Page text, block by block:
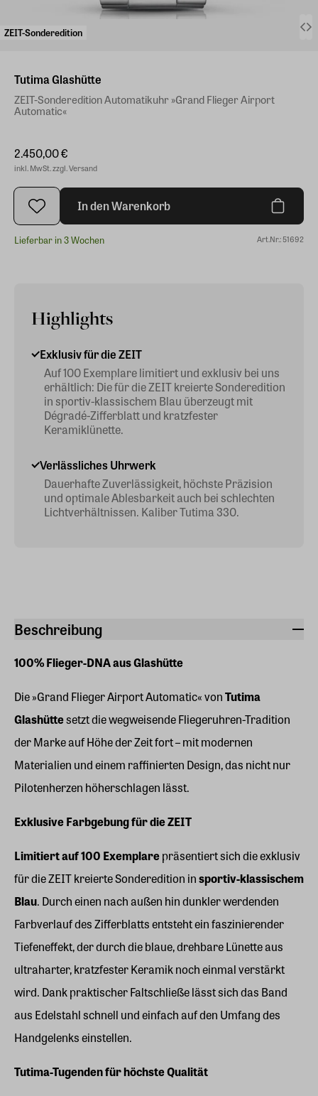
ZEIT-Sonderedition
Beschreibung
100% Flieger-DNA aus Glashütte
Die »Grand Flieger Airport Automatic« vonTutima
Glashüttesetzt die wegweisende Fliegeruhren-Tradition
der Marke auf Höhe der Zeit fort – mit modernen
Materialien und einem raffinierten Design, das nicht nur
Pilotenherzen höherschlagen lässt.
Exklusive Farbgebung für die ZEIT
Limitiert auf 100 Exemplarepräsentiert sich die exklusiv
für die ZEIT kreierte Sonderedition insportiv-klassischem
Blau. Durch einen nach außen hin dunkler werdenden
Farbverlauf des Zifferblatts entsteht ein faszinierender
Tiefeneffekt, der durch die blaue, drehbare Lünette aus
ultraharter, kratzfester Keramik noch einmal verstärkt
wird. Dank praktischer Faltschließe lässt sich das Band
aus Edelstahl schnell und einfach auf den Umfang des
Handgelenks einstellen.
Tutima-Tugenden für höchste Qualität
Tutima Glashütte
ZEIT-Sonderedition Automatikuhr »Grand Flieger Airport
Automatic«
2.450,00 €
inkl. MwSt. zzgl. Versand
In den Warenkorb
Lieferbar in 3 Wochen Art.Nr.: 51692
Highlights
Exklusiv für die ZEIT
Auf 100 Exemplare limitiert und exklusiv bei uns
erhältlich: Die für die ZEIT kreierte Sonderedition
in sportiv-klassischem Blau überzeugt mit
Dégradé-Zifferblatt und kratzfester
Keramiklünette.
Verlässliches Uhrwerk
Dauerhafte Zuverlässigkeit, höchste Präzision
und optimale Ablesbarkeit auch bei schlechten
Lichtverhältnissen. Kaliber Tutima 330.